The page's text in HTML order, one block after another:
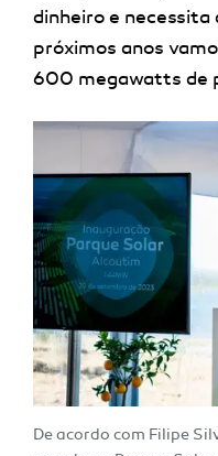
dinheiro e
próximos anos
600 megawatts de
De acordo com Filipe